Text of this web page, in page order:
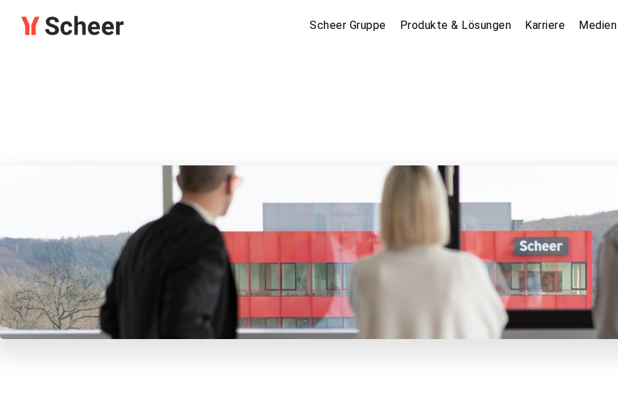
Scheer Gruppe Produkte & Lösungen Karriere Medien